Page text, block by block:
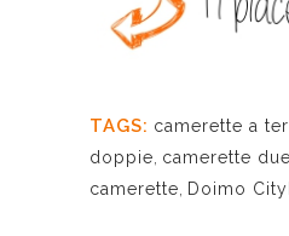
TAGS: camerette a
doppie camerette
camerette
Doimo